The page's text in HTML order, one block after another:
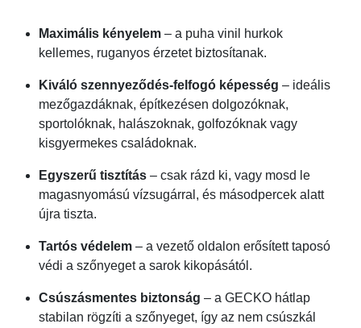
Maximális kényelem – a puha vinil hurkok
kellemes, ruganyos érzetet biztosítanak.
Kiváló szennyeződés-felfogó képesség – ideális
mezőgazdáknak, építkezésen dolgozóknak,
sportolóknak, halászoknak, golfozóknak vagy
kisgyermekes családoknak.
Egyszerű tisztítás – csak rázd ki, vagy mosd le
magasnyomású vízsugárral, és másodpercek alatt
újra tiszta.
Tartós védelem – a vezető oldalon erősített taposó
védi a szőnyeget a sarok kikopásától.
Csúszásmentes biztonság – a GECKO hátlap
stabilan rögzíti a szőnyeget, így az nem csúszkál